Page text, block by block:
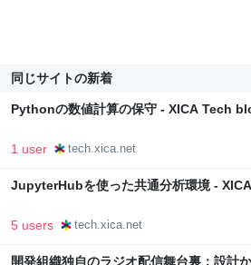
同じサイトの新着
Pythonの数値計算の保守 - XICA Tech
1 user tech.xica.net
JupyterHubを使った共通分析環境 -
5 users tech.xica.net
開発組織独自のラジオ配信舞台裏：設計